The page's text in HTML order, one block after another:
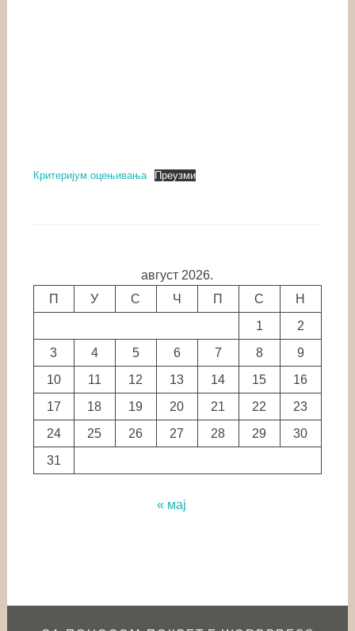
Критеријум оцењивања Преузми
август 2026.
П
У С Ч П С
Н
1
2
3
4 5 6 7 8
9
10
11 12 13 14 15
16
17
18 19 20 21 22
23
24
25 26 27 28 29
30
31
« мај